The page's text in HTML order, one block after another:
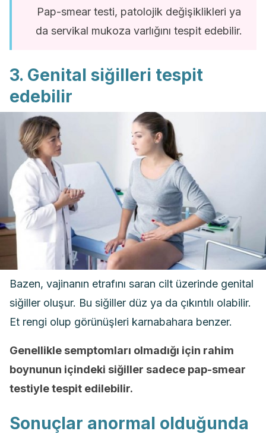
Pap-smear testi, patolojik değişiklikleri ya
da servikal mukoza varlığını tespit edebilir.
3. Genital siğilleri tespit
edebilir
Bazen, vajinanın etrafını saran cilt üzerinde genital
siğiller oluşur. Bu siğiller düz ya da çıkıntılı olabilir.
Et rengi olup görünüşleri karnabahara benzer.
Genellikle semptomları olmadığı için rahim
boynunun içindeki siğiller sadece pap-smear
testiyle tespit edilebilir.
Sonuçlar anormal olduğunda